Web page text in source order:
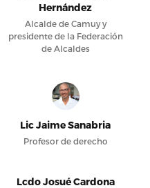
Hernández
Alcalde de Camuy y
presidente de la Federación
de Alcaldes
Lic Jaime Sanabria
Profesor de derecho
Lcdo Josué Cardona